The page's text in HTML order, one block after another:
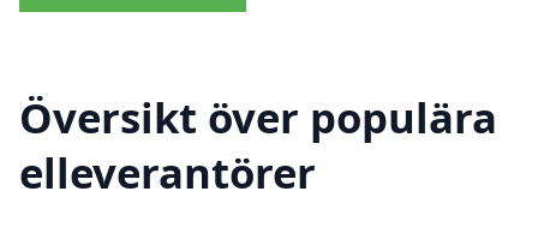
Översikt över populära
elleverantörer